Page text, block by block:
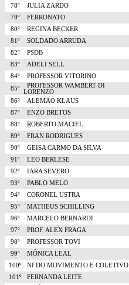
78º
JULIA ZARDO
79º
FERRONATO
80º
REGINA BECKER
81º
SOLDADO ARRUDA
82º
PSDB
83º
ADELI SELL
84º
PROFESSOR VITORINO
85º
PROFESSOR WAMBERT DI
LORENZO
86º
ALEMAO KLAUS
87º
ENZO BRETOS
88º
ROBERTO MACIEL
89º
FRAN RODRIGUES
90º
GEISA CARMO DA SILVA
91º
LEO BERLESE
92º
IARA SEVERO
93º
PABLO MELO
94º
CORONEL USTRA
95º
MATHEUS SCHILLING
96º
MARCELO BERNARDI
97º
PROF. ALEX FRAGA
98º
PROFESSOR TOVI
99º
MÔNICA LEAL
100º
NI DO MOVIMENTO E COLETIVO
101º
FERNANDA LEITE